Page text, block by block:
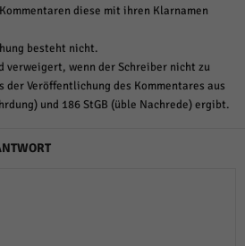
diese mit ihren Klarnamen
besteht nicht.
verweigert, wenn der Schreiber nicht zu
Veröffentlichung des Kommentares aus
und 186 StGB (üble Nachrede) ergibt.